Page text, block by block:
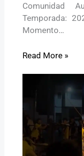
Comunidad
Temporada:
Momento…
Read More »